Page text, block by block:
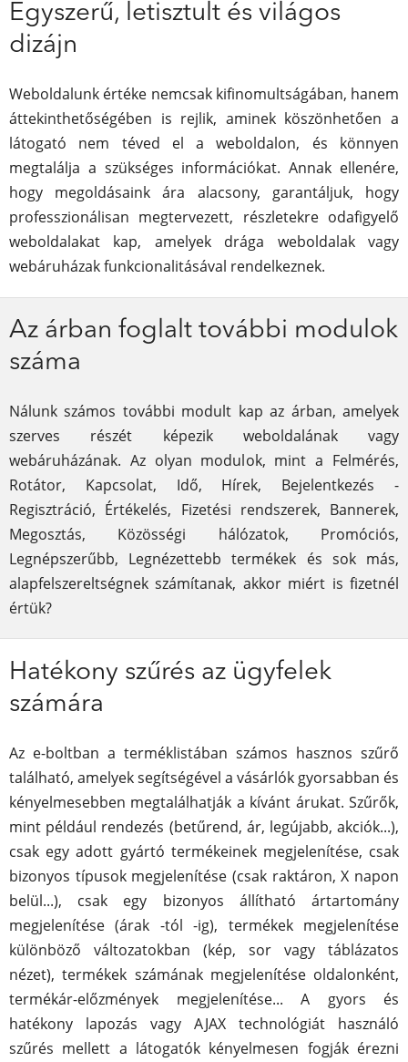
Egyszerű, letisztult és világos
dizájn
Weboldalunk értéke nemcsak kifinomultságában, hanem
áttekinthetőségében is rejlik, aminek köszönhetően a
látogató nem téved el a weboldalon, és könnyen
megtalálja a szükséges információkat. Annak ellenére,
hogy megoldásaink ára alacsony, garantáljuk, hogy
professzionálisan megtervezett, részletekre odafigyelő
weboldalakat kap, amelyek drága weboldalak vagy
webáruházak funkcionalitásával rendelkeznek.
Az árban foglalt további modulok
száma
Nálunk számos további modult kap az árban, amelyek
szerves részét képezik weboldalának vagy
webáruházának. Az olyan modulok, mint a Felmérés,
Rotátor, Kapcsolat, Idő, Hírek, Bejelentkezés -
Regisztráció, Értékelés, Fizetési rendszerek, Bannerek,
Megosztás, Közösségi hálózatok, Promóciós,
Legnépszerűbb, Legnézettebb termékek és sok más,
alapfelszereltségnek számítanak, akkor miért is fizetnél
értük?
Hatékony szűrés az ügyfelek
számára
Az e-boltban a terméklistában számos hasznos szűrő
található, amelyek segítségével a vásárlók gyorsabban és
kényelmesebben megtalálhatják a kívánt árukat. Szűrők,
mint például rendezés (betűrend, ár, legújabb, akciók...),
csak egy adott gyártó termékeinek megjelenítése, csak
bizonyos típusok megjelenítése (csak raktáron, X napon
belül...), csak egy bizonyos állítható ártartomány
megjelenítése (árak -tól -ig), termékek megjelenítése
különböző változatokban (kép, sor vagy táblázatos
nézet), termékek számának megjelenítése oldalonként,
termékár-előzmények megjelenítése... A gyors és
hatékony lapozás vagy AJAX technológiát használó
szűrés mellett a látogatók kényelmesen fogják érezni